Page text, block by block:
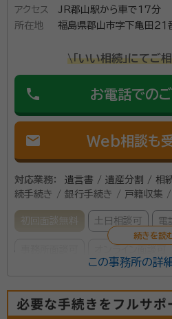
アクセス
JR郡山駅から車で17分
所在地
福島県郡山市字下亀田２１
\「いい相続」にてご
phone お電話での
mail Web相談も
対応業務：
遺言書 / 遺産分割 / 相
続手続き / 銀行手続き / 戸籍収集 /
初回面談無料 土日相談可 電
石井 泰子
行政書士・AFP・宅地建物
この事務所の詳